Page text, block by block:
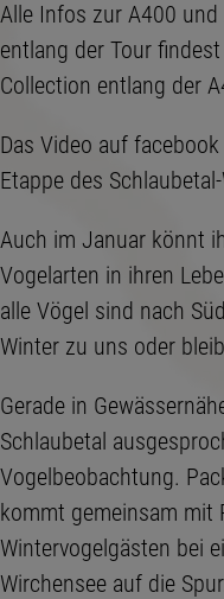
Alle Infos zur A400
entlang der Tour findest
Collection entlang der
Das Video auf
Etappe des
Auch im Januar könnt
Vogelarten in ihren
alle Vögel sind nach
Winter zu uns oder
Gerade in
Schlaubetal
Vogelbeobachtung.
kommt gemeinsam mit
Wintervogelgästen bei
Wirchensee auf die